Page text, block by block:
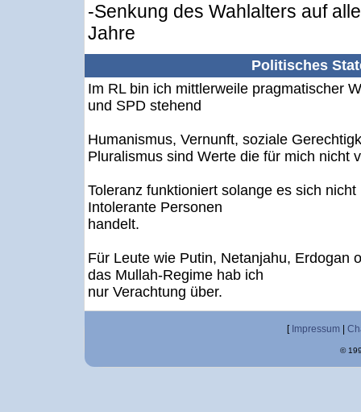
-Senkung des Wahlalters auf
Jahre
Politisches
Im RL bin ich mittlerweile pragmatischer
und SPD stehend
Humanismus, Vernunft, soziale
Pluralismus sind Werte die für mich nicht
Toleranz funktioniert solange es sich nicht
Intolerante Personen
handelt.
Für Leute wie Putin, Netanjahu, Erdogan
das Mullah-Regime hab ich
nur Verachtung über.
[ Impressum
©